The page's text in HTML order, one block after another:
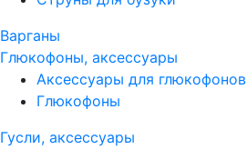
Варганы
Глюкофоны, аксессуары
Аксессуары для глюкофонов
Глюкофоны
Гусли, аксессуары